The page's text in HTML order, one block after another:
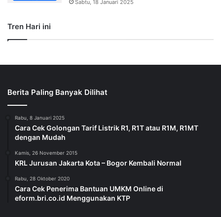
Sabtu, 18 Januari 2025
Tren Hari ini
Berita Paling Banyak Dilihat
Rabu, 8 Januari 2025
Cara Cek Golongan Tarif Listrik R1, R1T atau R1M, R1MT
dengan Mudah
Kamis, 26 November 2015
KRL Jurusan Jakarta Kota – Bogor Kembali Normal
Rabu, 28 Oktober 2020
Cara Cek Penerima Bantuan UMKM Online di
eform.bri.co.id Menggunakan KTP